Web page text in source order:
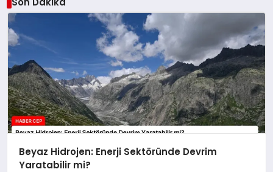
Beyaz Hidrojen: Enerji Sektöründe Devrim
Yaratabilir mi?